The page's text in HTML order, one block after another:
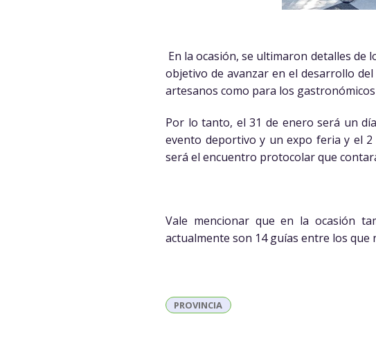
En la ocasión, se ultimaron detalles de
objetivo de avanzar en el desarrollo
artesanos como para los
Por lo tanto, el 31 de enero será un
evento deportivo y un expo feria y el
será el encuentro protocolar que
Vale mencionar que en la ocasión
actualmente son 14 guías entre los que
PROVINCIA